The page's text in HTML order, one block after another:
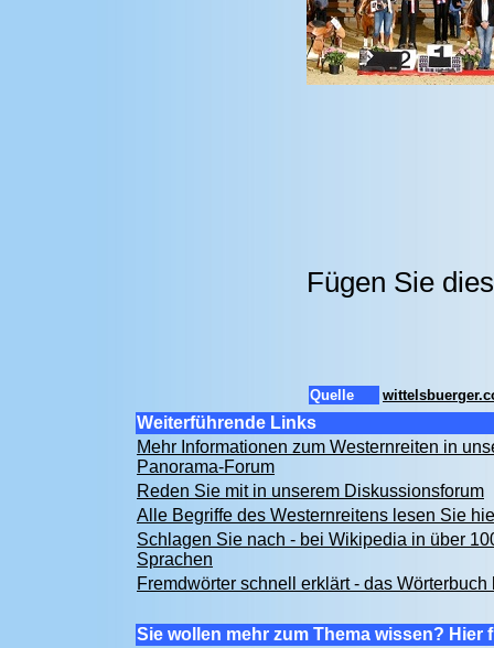
Fügen Sie
Quelle
Weiterführende Links
Mehr Informationen zum Westernreiten in
Panorama-Forum
Reden Sie mit in unserem Diskussionsforum
Alle Begriffe des Westernreitens lesen Sie
Schlagen Sie nach - bei Wikipedia in über
Sprachen
Fremdwörter schnell erklärt - das Wörterbuch
Sie wollen mehr zum Thema wissen? Hier